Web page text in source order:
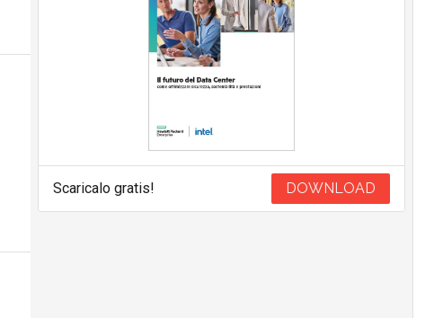
Scaricalo gratis! DOWNLOAD